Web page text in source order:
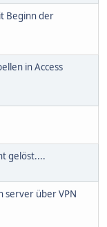
Beginn der
in Access
gelöst....
server über VPN